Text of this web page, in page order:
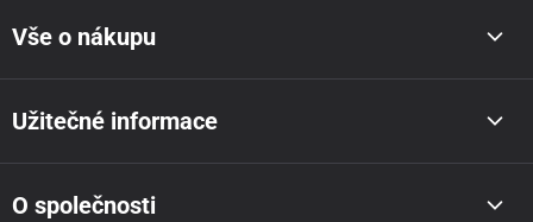
Vše o nákupu
Užitečné informace
O společnosti